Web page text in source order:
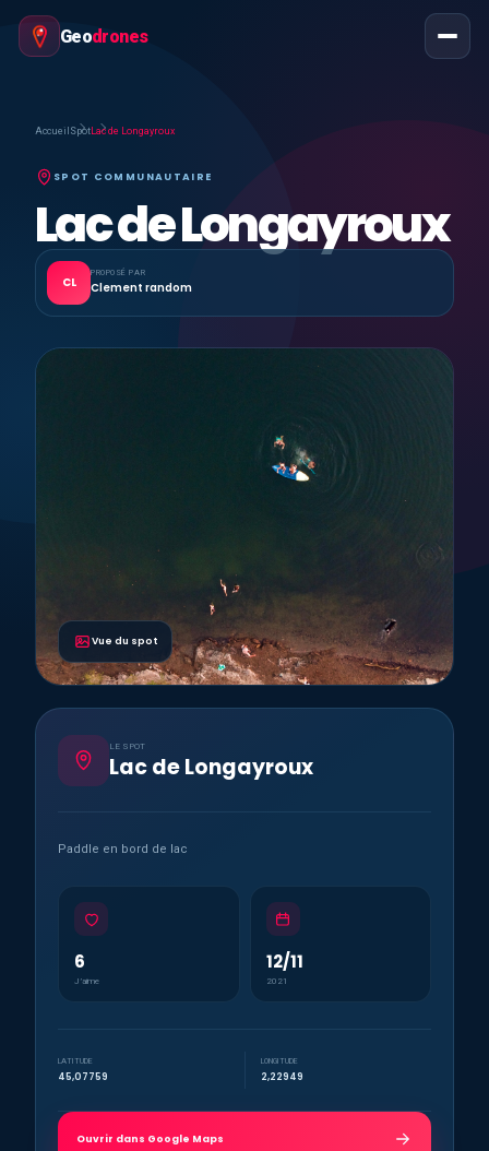
Geodrones
Accueil SpotLac de Longayroux
SPOT COMMUNAUTAIRE
Lac de Longayroux
CL
PROPOSÉ PAR
Clement random
Vue du spot
LE SPOT
Lac de Longayroux
Paddle en bord de lac
6
J’aime
12/11
2021
LATITUDE
45,07759
LONGITUDE
2,22949
Ouvrir dans Google Maps